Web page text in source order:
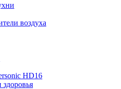
воздуха
HD16